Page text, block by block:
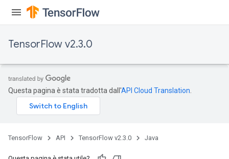
TensorFlow v2.3.0
Questa pagina è stata tradotta dall'API Cloud Translation
TensorFlow API TensorFlow v2.3.0 Java